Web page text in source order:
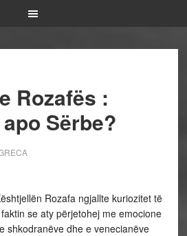
Rozafës :
Sërbe?
Rozafa ngjallte kuriozitet të
se aty përjetohej me emocione
shkodranëve dhe e venecianëve